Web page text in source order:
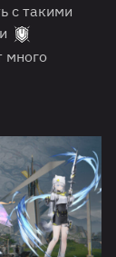
с такими
много